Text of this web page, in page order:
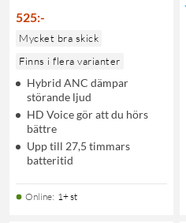
525:-
Mycket bra skick
Finns i flera varianter
Hybrid ANC dämpar
störande ljud
HD Voice gör att du hörs
bättre
Upp till 27,5 timmars
batteritid
Online: 1+ st